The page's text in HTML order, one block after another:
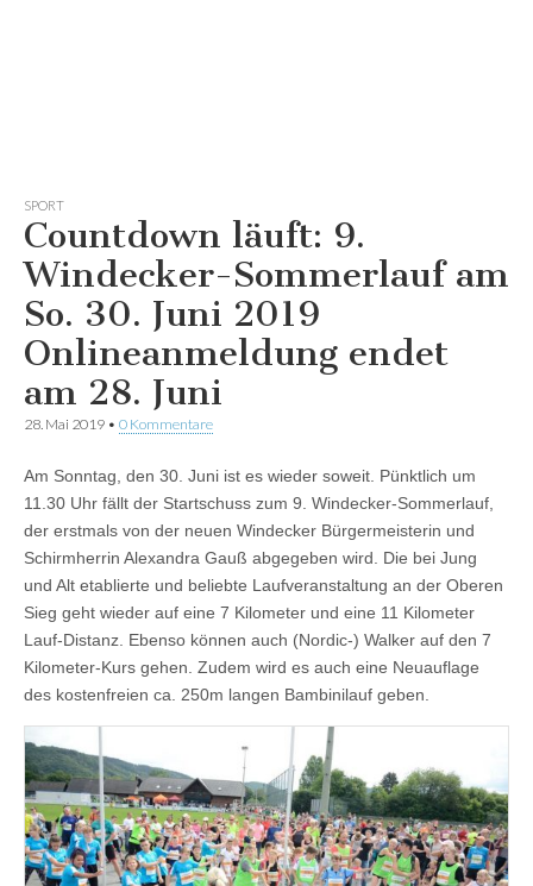
SPORT
Countdown läuft: 9.
Windecker-Sommerlauf am
So. 30. Juni 2019
Onlineanmeldung endet
am 28. Juni
28. Mai 2019 • 0 Kommentare
Am Sonntag, den 30. Juni ist es wieder soweit. Pünktlich um
11.30 Uhr fällt der Startschuss zum 9. Windecker-Sommerlauf,
der erstmals von der neuen Windecker Bürgermeisterin und
Schirmherrin Alexandra Gauß abgegeben wird. Die bei Jung
und Alt etablierte und beliebte Laufveranstaltung an der Oberen
Sieg geht wieder auf eine 7 Kilometer und eine 11 Kilometer
Lauf-Distanz. Ebenso können auch (Nordic-) Walker auf den 7
Kilometer-Kurs gehen. Zudem wird es auch eine Neuauflage
des kostenfreien ca. 250m langen Bambinilauf geben.